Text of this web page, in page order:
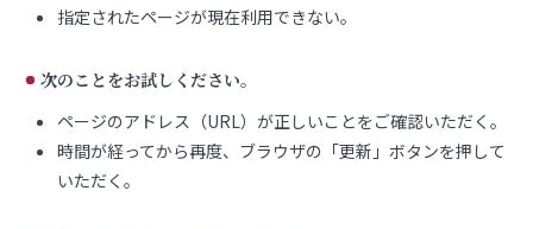
指定されたページが現在利用できない。
次のことをお試しください。
ページのアドレス（URL）が正しいことをご確認いただく。
時間が経ってから再度、ブラウザの「更新」ボタンを押して
いただく。